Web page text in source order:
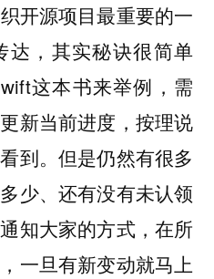
开源项目最重要的一
达，其实秘诀很简单
这本书来举例，需
新当前进度，按理说
到。但是仍然有很多
少、还有没有未认领
知大家的方式，在所
一旦有新变动就马上